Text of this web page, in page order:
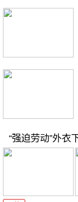
“强迫劳动”外衣